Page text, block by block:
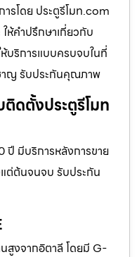
รโดย ประตูรีโมท.com
ห้คำปรึกษาเกี่ยวกับ
บริการแบบครบจบในที่
าญ รับประกันคุณภาพ
ดตั้งประตูรีโมท
ปี มีบริการหลังการขาย
ต่ต้นจนจบ รับประกัน
สูงจากอิตาลี โดยมี G-